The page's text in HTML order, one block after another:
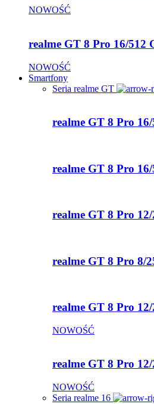
NOWOŚĆ
realme GT 8 Pro 16/512
NOWOŚĆ
Smartfony
Seria realme GT
realme GT 8 Pro
realme GT 8 Pro
realme GT 8 Pro
realme GT 8 Pro 8/
realme GT 8 Pro
NOWOŚĆ
realme GT 8 Pro
NOWOŚĆ
Seria realme 16